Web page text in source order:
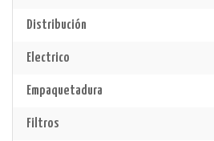
Distribución
Electrico
Empaquetadura
Filtros